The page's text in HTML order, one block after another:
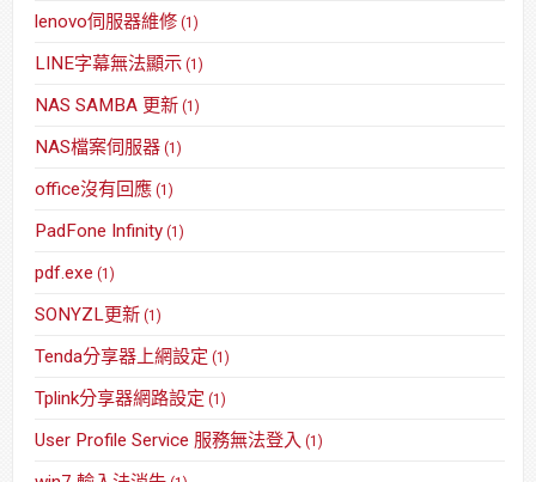
lenovo伺服器維修 (1)
LINE字幕無法顯示 (1)
NAS SAMBA 更新 (1)
NAS檔案伺服器 (1)
office沒有回應 (1)
PadFone Infinity (1)
pdf.exe (1)
SONYZL更新 (1)
Tenda分享器上網設定 (1)
Tplink分享器網路設定 (1)
User Profile Service 服務無法登入 (1)